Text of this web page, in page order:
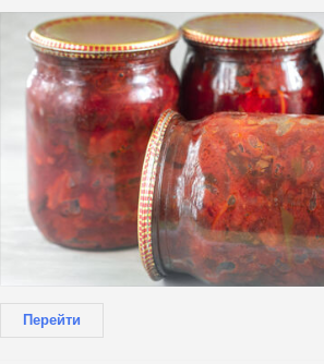
Перейти